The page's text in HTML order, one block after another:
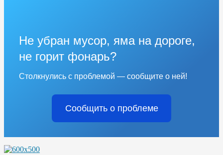
Не убран мусор, яма на дороге,
не горит фонарь?
Столкнулись с проблемой — сообщите о ней!
Сообщить о проблеме